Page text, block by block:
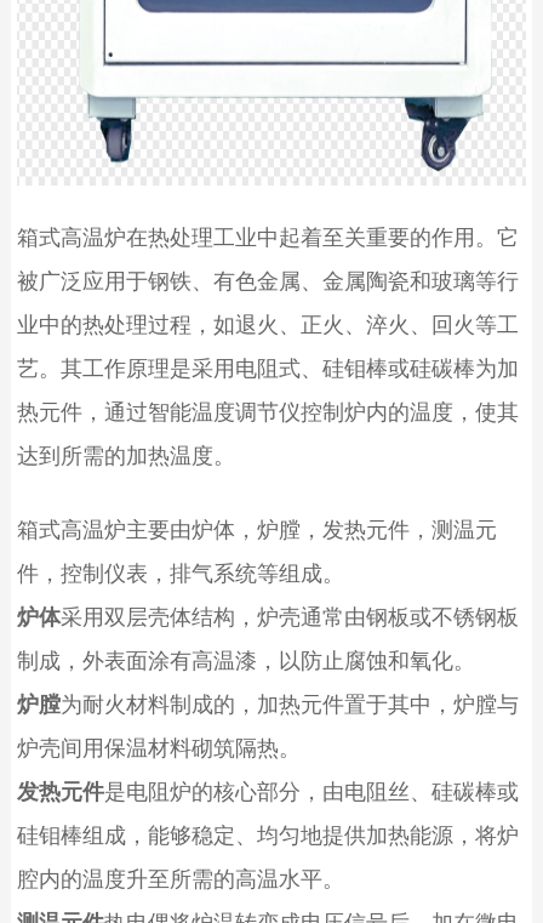
箱式高温炉在热处理工业中起着至关重要的作用。它
被广泛应用于钢铁、有色金属、金属陶瓷和玻璃等行
业中的热处理过程，如退火、正火、淬火、回火等工
艺。 其工作原理是采用电阻式、硅钼棒或硅碳棒为加
热元件，通过智能温度调节仪控制炉内的温度，使其
达到所需的加热温度。
箱式高温炉主要由炉体，炉膛，发热元件，测温元
件，控制仪表 ，排气系统等组成。
炉体采用双层壳体结构， 炉壳通常由钢板或不锈钢板
制成，外表面涂有高温漆，以防止腐蚀和氧化。
炉膛为耐火材料制成的，加热元件置于其中，炉膛与
炉壳间用保温材料砌筑隔热。
发热元件是电阻炉的核心部分 ，由电阻丝、硅碳棒或
硅钼棒组成， 能够稳定、均匀地提供加热能源，将炉
腔内的温度升至所需的高温水平。